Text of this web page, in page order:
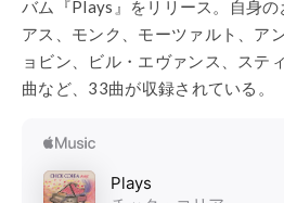
バム『Plays』をリリース。自身
アス、モンク、モーツァルト、ア
ョビン、ビル・エヴァンス、ステ
曲など、33曲が収録されている。